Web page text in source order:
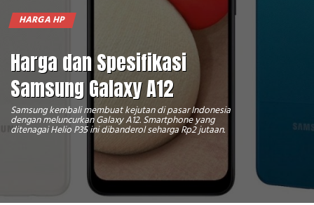
HARGA HP
Harga dan Spesifikasi
Samsung Galaxy A12
Samsung kembali membuat kejutan di pasar Indonesia
dengan meluncurkan Galaxy A12. Smartphone yang
ditenagai Helio P35 ini dibanderol seharga Rp2 jutaan.